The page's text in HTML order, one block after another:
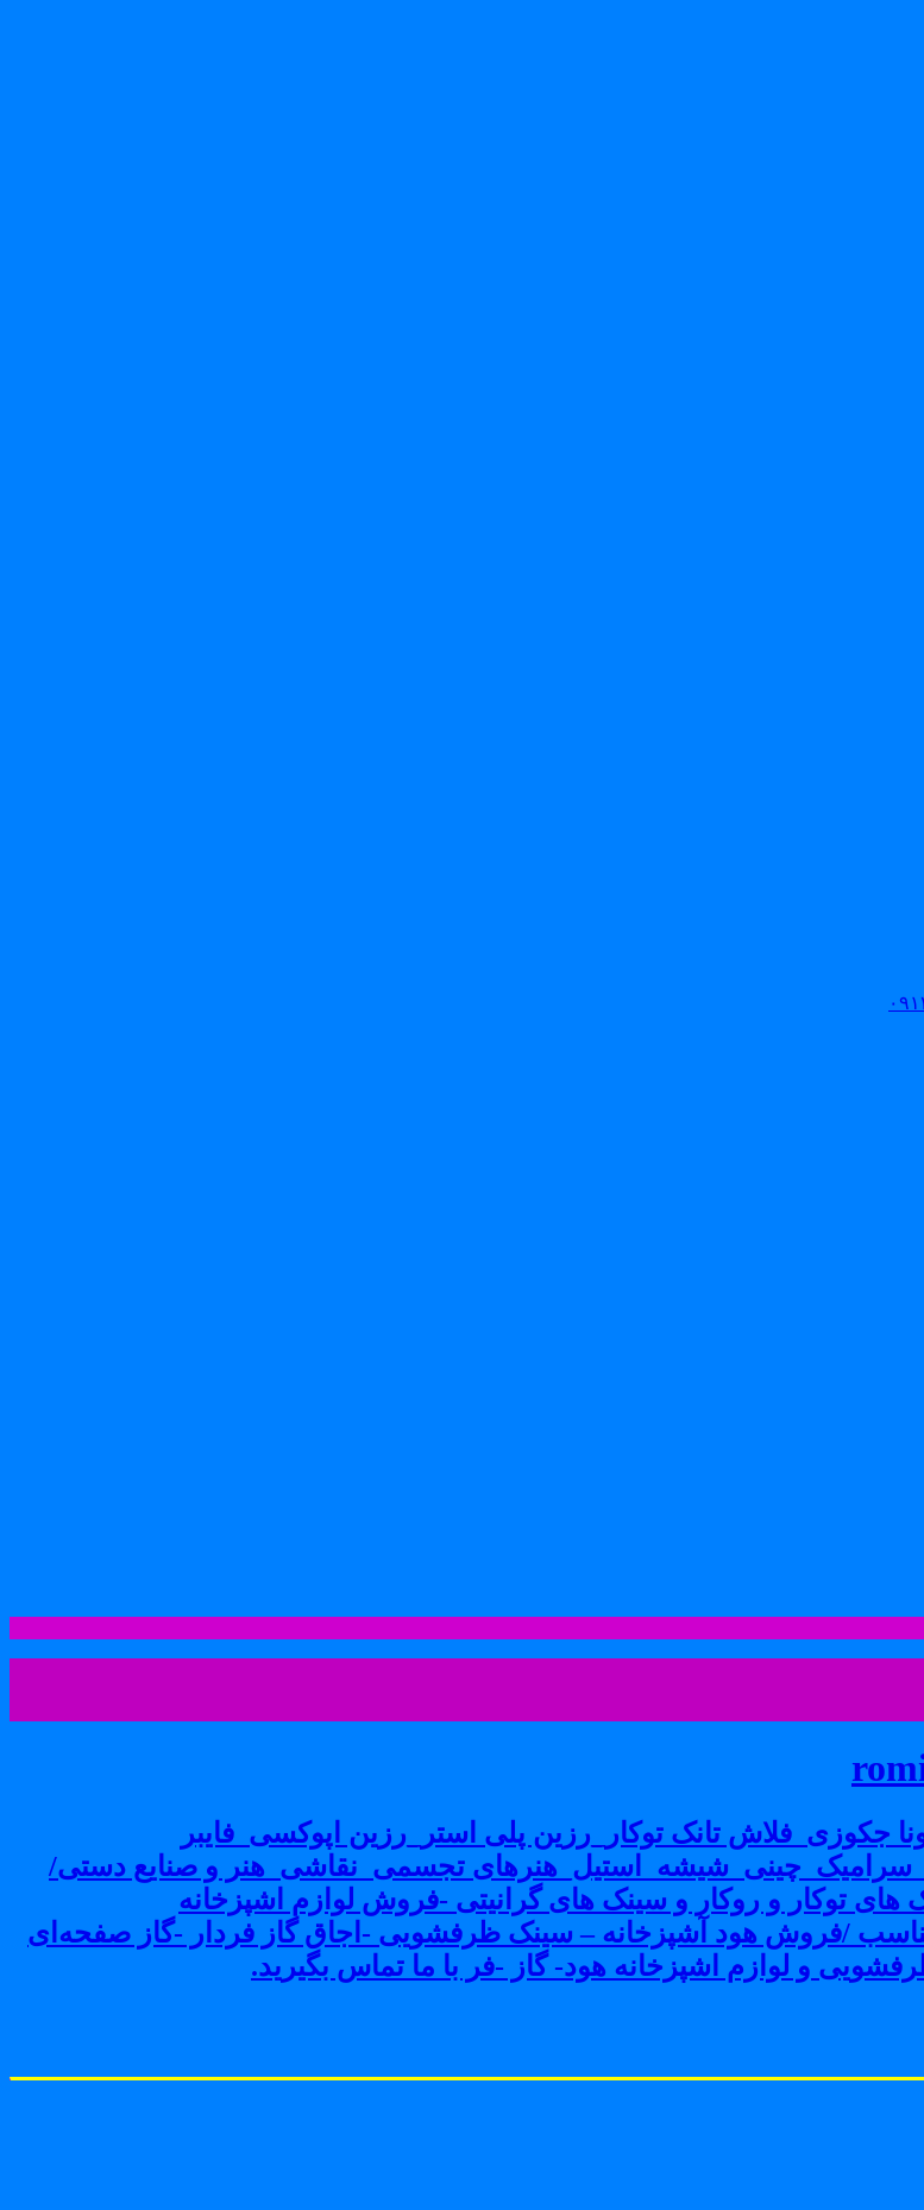
تانک توکار_رزین پلی استر_رزین اپوکسی_فایبر
تجسمی_نقاشی_هنر و صنایع دستی/
و روکار و سینک های گرانیتی -فروش لوازم اشپزخانه
/فروش هود آشپزخانه – سینک ظرفشویی -اجاق گاز فردار -گاز صفحه‌ای
و لوازم اشپزخانه هود- گاز -فر با ما تماس بگیرید.